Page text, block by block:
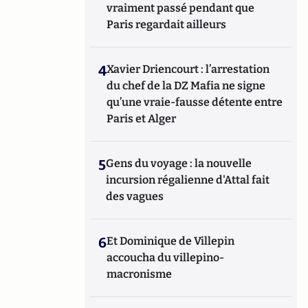
vraiment passé pendant que
Paris regardait ailleurs
4Xavier Driencourt : l’arrestation
du chef de la DZ Mafia ne signe
qu’une vraie-fausse détente entre
Paris et Alger
5Gens du voyage : la nouvelle
incursion régalienne d'Attal fait
des vagues
6Et Dominique de Villepin
accoucha du villepino-
macronisme